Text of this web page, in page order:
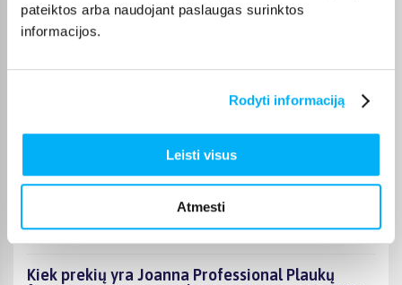
pateiktos arba naudojant paslaugas surinktos
informacijos.
Rodyti informaciją
Leisti visus
Atmesti
Laura J.
Kokie Joanna Professional Plaukų formavimo
priemonės kategorijoje esantys produktai šiuo
metu populiariausi?
Kiek prekių yra Joanna Professional Plaukų